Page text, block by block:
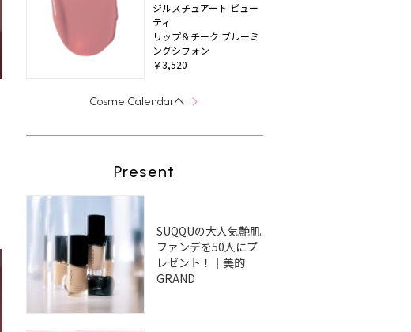
ジルスチュアート ビュー
ティ
リップ＆チーク ブルーミ
ングシフォン
￥3,520
Cosme Calendarへ
Present
SUQQUの大人気艶肌
ファンデを50人にプ
レゼント！｜美的
GRAND